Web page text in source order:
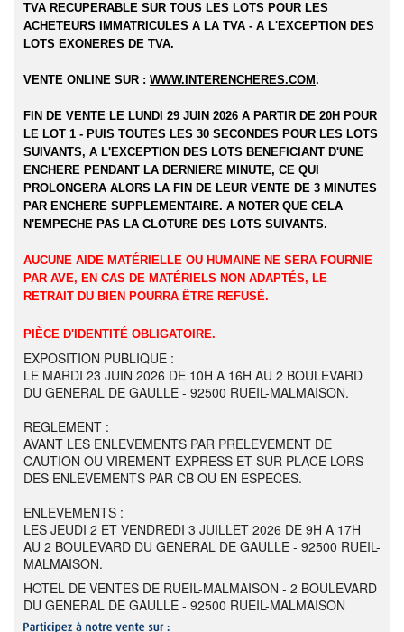
TVA RECUPERABLE SUR TOUS LES LOTS POUR LES
ACHETEURS IMMATRICULES A LA TVA - A L'EXCEPTION DES
LOTS EXONERES DE TVA.
VENTE ONLINE SUR : WWW.INTERENCHERES.COM.
FIN DE VENTE LE LUNDI 29 JUIN 2026 A PARTIR DE 20H POUR
LE LOT 1 - PUIS TOUTES LES 30 SECONDES POUR LES LOTS
SUIVANTS, A L'EXCEPTION DES LOTS BENEFICIANT D'UNE
ENCHERE PENDANT LA DERNIERE MINUTE, CE QUI
PROLONGERA ALORS LA FIN DE LEUR VENTE DE 3 MINUTES
PAR ENCHERE SUPPLEMENTAIRE. A NOTER QUE CELA
N'EMPECHE PAS LA CLOTURE DES LOTS SUIVANTS.
AUCUNE AIDE MATÉRIELLE OU HUMAINE NE SERA FOURNIE
PAR AVE, EN CAS DE MATÉRIELS NON ADAPTÉS, LE
RETRAIT DU BIEN POURRA ÊTRE REFUSÉ.
PIÈCE D'IDENTITÉ OBLIGATOIRE.
EXPOSITION PUBLIQUE :
LE MARDI 23 JUIN 2026 DE 10H A 16H AU 2 BOULEVARD
DU GENERAL DE GAULLE - 92500 RUEIL-MALMAISON.
REGLEMENT :
AVANT LES ENLEVEMENTS PAR PRELEVEMENT DE
CAUTION OU VIREMENT EXPRESS ET SUR PLACE LORS
DES ENLEVEMENTS PAR CB OU EN ESPECES.
ENLEVEMENTS :
LES JEUDI 2 ET VENDREDI 3 JUILLET 2026 DE 9H A 17H
AU 2 BOULEVARD DU GENERAL DE GAULLE - 92500 RUEIL-
MALMAISON.
HOTEL DE VENTES DE RUEIL-MALMAISON - 2 BOULEVARD
DU GENERAL DE GAULLE - 92500 RUEIL-MALMAISON